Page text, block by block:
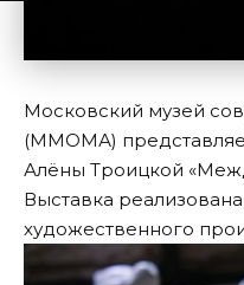
Московский музей
(ММОМА)
Алёны Троицкой
Выставка
художественного